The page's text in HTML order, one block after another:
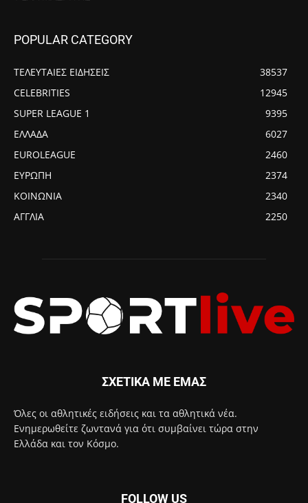
POPULAR CATEGORY
ΤΕΛΕΥΤΑΙΕΣ ΕΙΔΗΣΕΙΣ
38537
CELEBRITIES
12945
SUPER LEAGUE 1
9395
ΕΛΛΑΔΑ
6027
EUROLEAGUE
2460
ΕΥΡΩΠΗ
2374
ΚΟΙΝΩΝΙΑ
2340
ΑΓΓΛΙΑ
2250
ΣΧΕΤΙΚΑ ΜΕ ΕΜΑΣ
Όλες οι αθλητικές ειδήσεις και τα αθλητικά νέα.
Ενημερωθείτε ζωντανά για ότι συμβαίνει τώρα στην
Ελλάδα και τον Κόσμο.
FOLLOW US